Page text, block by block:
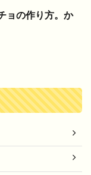
ョの作り方。か